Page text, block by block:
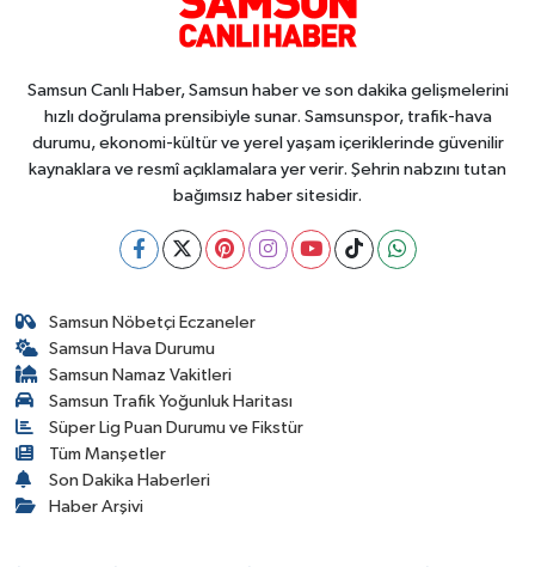
Samsun Canlı Haber, Samsun haber ve son dakika gelişmelerini
hızlı doğrulama prensibiyle sunar. Samsunspor, trafik-hava
durumu, ekonomi-kültür ve yerel yaşam içeriklerinde güvenilir
kaynaklara ve resmî açıklamalara yer verir. Şehrin nabzını tutan
bağımsız haber sitesidir.
Samsun Nöbetçi Eczaneler
Samsun Hava Durumu
Samsun Namaz Vakitleri
Samsun Trafik Yoğunluk Haritası
Süper Lig Puan Durumu ve Fikstür
Tüm Manşetler
Son Dakika Haberleri
Haber Arşivi